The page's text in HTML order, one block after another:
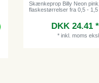
Skænkeprop Billy Neon
flaskestørrelser fra 0,5 - 1,5
DKK 24.41 *
* inkl. moms